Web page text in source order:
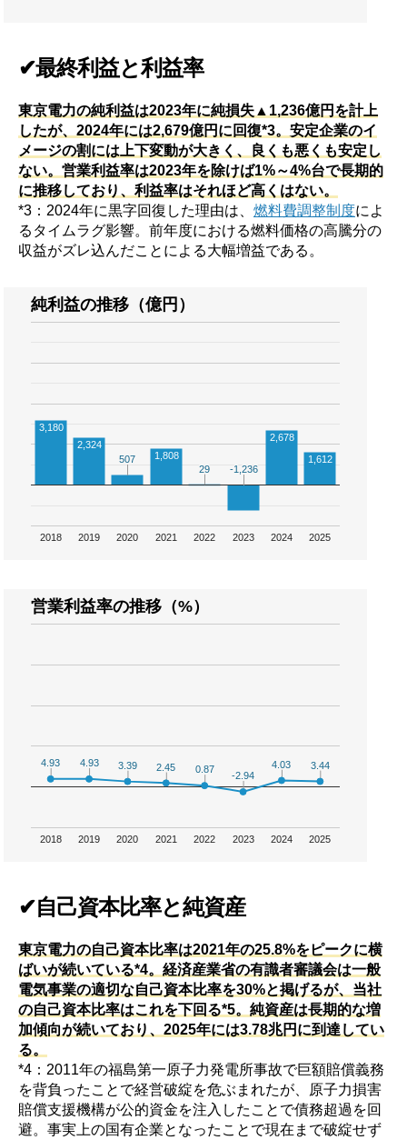
✔最終利益と利益率
東京電力の純利益は2023年に純損失▲1,236億円を計上
したが、2024年には2,679億円に回復*3。安定企業のイ
メージの割には上下変動が大きく、良くも悪くも安定し
ない。営業利益率は2023年を除けば1%～4%台で長期的
に推移しており、利益率はそれほど高くはない。
*3：2024年に黒字回復した理由は、 燃料費調整制度によ
るタイムラグ影響。前年度における燃料価格の高騰分の
収益がズレ込んだことによる大幅増益である。
純利益の推移（億円）
2018 2019 2020 2021 2022 2023 2024 2025
3,180
2,324
507
507
1,808
29
29 -1,236
-1,236
2,678
1,612
営業利益率の推移（%）
2018 2019 2020 2021 2022 2023 2024 2025
4.93
4.93 4.93
4.93 3.39
3.39 2.45
2.45 0.87
0.87
-2.94
-2.94
4.03
4.03 3.44
3.44
✔自己資本比率と純資産
東京電力の自己資本比率は2021年の25.8%をピークに横
ばいが続いている*4。経済産業省の有識者審議会は一般
電気事業の適切な自己資本比率を30%と掲げるが、当社
の自己資本比率はこれを下回る*5。純資産は長期的な増
加傾向が続いており、2025年には3.78兆円に到達してい
る。
*4：2011年の福島第一原子力発電所事故で巨額賠償義務
を背負ったことで経営破綻を危ぶまれたが、原子力損害
賠償支援機構が公的資金を注入したことで債務超過を回
避。事実上の国有企業となったことで現在まで破綻せず